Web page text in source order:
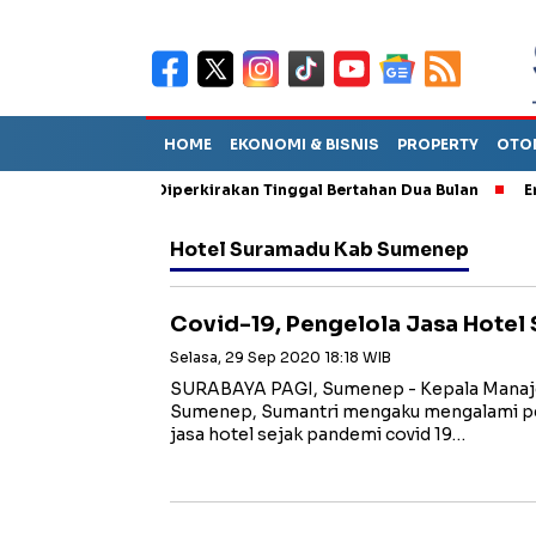
HOME EKONOMI & BISNIS PROPERTY
Sebut TPA Diperkirakan Tinggal Bertahan Dua Bulan
Hotel Suramadu Kab Sumenep
Covid-19, Pengelola Jasa Hotel
Selasa, 29 Sep 2020 18:18 WIB
SURABAYA PAGI, Sumenep - Kepala
Sumenep, Sumantri mengaku mengalami
jasa hotel sejak pandemi covid 19…